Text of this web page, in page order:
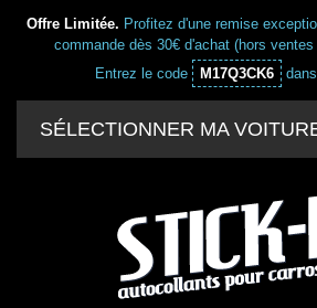
Offre Limitée. Profitez d'une remise
commande dès 30€ d'achat (hors
Entrez le code
M17Q3CK6
SÉLECTIONNER MA